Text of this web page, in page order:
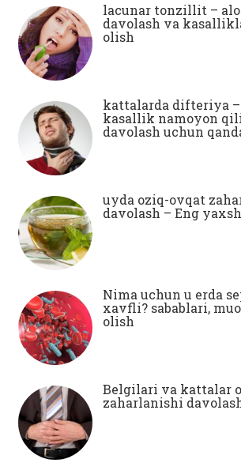
lacunar tonzillit –
davolash va
olish
kattalarda difteriya –
kasallik namoyon
davolash uchun
uyda oziq-ovqat
davolash – Eng
Nima uchun u erda
xavfli? sabablari,
olish
Belgilari va kattalar
zaharlanishi